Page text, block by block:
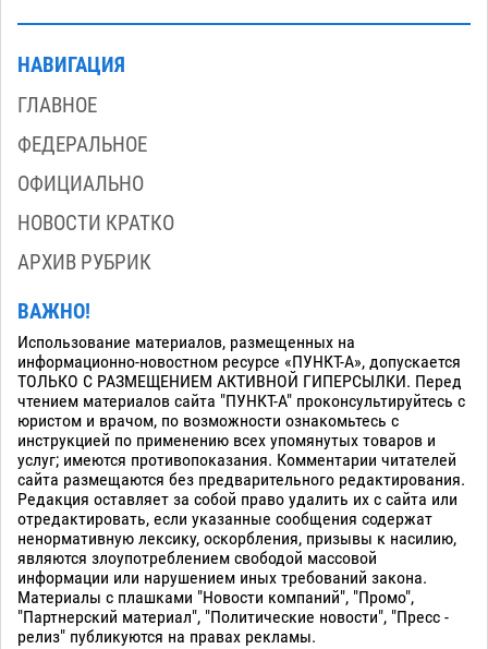
НАВИГАЦИЯ
ГЛАВНОЕ
ФЕДЕРАЛЬНОЕ
ОФИЦИАЛЬНО
НОВОСТИ КРАТКО
АРХИВ РУБРИК
ВАЖНО!
Использование материалов, размещенных на
информационно-новостном ресурсе «ПУНКТ-А», допускается
ТОЛЬКО С РАЗМЕЩЕНИЕМ АКТИВНОЙ ГИПЕРСЫЛКИ. Перед
чтением материалов сайта "ПУНКТ-А" проконсультируйтесь с
юристом и врачом, по возможности ознакомьтесь с
инструкцией по применению всех упомянутых товаров и
услуг; имеются противопоказания. Комментарии читателей
сайта размещаются без предварительного редактирования.
Редакция оставляет за собой право удалить их с сайта или
отредактировать, если указанные сообщения содержат
ненормативную лексику, оскорбления, призывы к насилию,
являются злоупотреблением свободой массовой
информации или нарушением иных требований закона.
Материалы с плашками "Новости компаний", "Промо",
"Партнерский материал", "Политические новости", "Пресс -
релиз" публикуются на правах рекламы.